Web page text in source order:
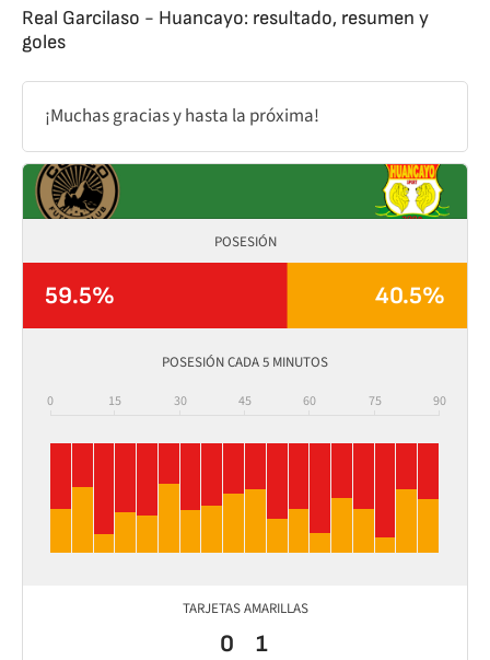
Real Garcilaso - Huancayo: resultado, resumen y
goles
¡Muchas gracias y hasta la próxima!
POSESIÓN
59.5% 40.5%
POSESIÓN CADA 5 MINUTOS
0 15 30 45 60 75 90
TARJETAS AMARILLAS
0 1